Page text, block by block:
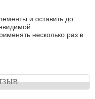
и оставить до
несколько раз в